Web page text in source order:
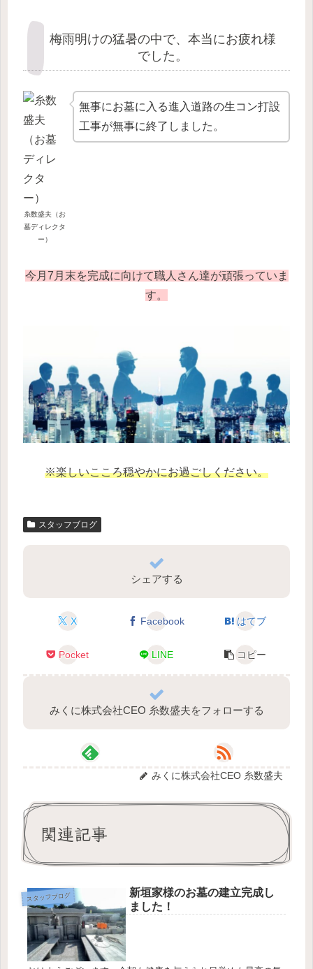
梅雨明けの猛暑の中で、本当にお疲れ様
でした。
糸数盛夫（お
墓ディレクタ
ー）
無事にお墓に入る進入道路の生コン打設
工事が無事に終了しました。
今月7月末を完成に向けて職人さん達が頑張っていま
す。
※楽しいこころ穏やかにお過ごしください。
スタッフブログ
シェアする
X Facebook はてブ
Pocket LINE コピー
みくに株式会社CEO 糸数盛夫をフォローする
みくに株式会社CEO 糸数盛夫
関連記事
スタッフブログ
新垣家様のお墓の建立完成し
ました！